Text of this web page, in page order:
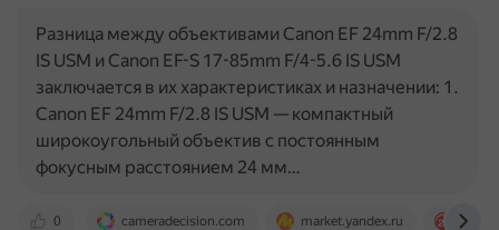
0 cameradecision.com market.yandex.ru
Разница между объективами Canon EF 24mm F/2.8
IS USM и Canon EF-S 17-85mm F/4-5.6 IS USM
заключается в их характеристиках и назначении: 1.
Canon EF 24mm F/2.8 IS USM — компактный
широкоугольный объектив с постоянным
фокусным расстоянием 24 мм…